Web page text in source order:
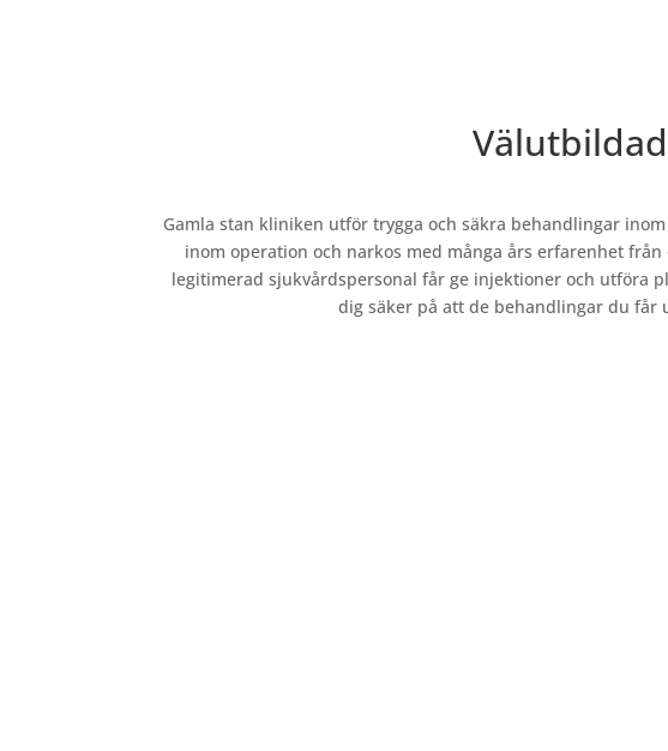
Gamla stan kliniken utför trygga och säkra behandlingar
inom operation och narkos med många års erfarenhet
legitimerad sjukvårdspersonal får ge injektioner och utföra
dig säker på att de behandlingar du får